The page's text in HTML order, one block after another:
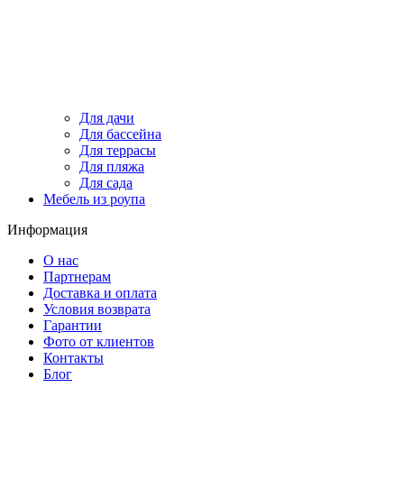
Для дачи
Для бассейна
Для террасы
Для пляжа
Для сада
Мебель из роупа
Информация
О нас
Партнерам
Доставка и оплата
Условия возврата
Гарантии
Фото от клиентов
Контакты
Блог